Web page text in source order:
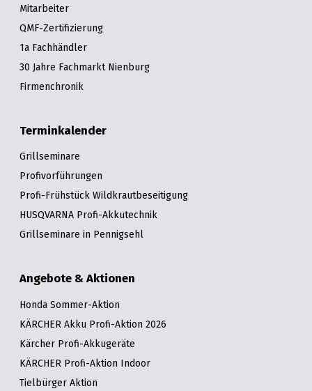
Mitarbeiter
QMF-Zertifizierung
1a Fachhändler
30 Jahre Fachmarkt Nienburg
Firmenchronik
Terminkalender
Grillseminare
Profivorführungen
Profi-Frühstück Wildkrautbeseitigung
HUSQVARNA Profi-Akkutechnik
Grillseminare in Pennigsehl
Angebote & Aktionen
Honda Sommer-Aktion
KÄRCHER Akku Profi-Aktion 2026
Kärcher Profi-Akkugeräte
KÄRCHER Profi-Aktion Indoor
Tielbürger Aktion